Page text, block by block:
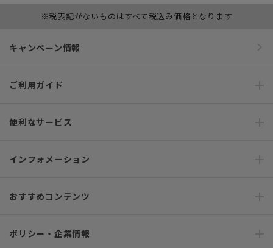
※税表記がないものはすべて税込み価格となります
キャンペーン情報
ご利用ガイド
便利なサービス
インフォメーション
おすすめコンテンツ
ポリシー・企業情報